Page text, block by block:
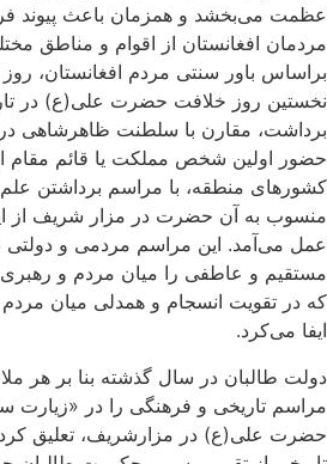
عظمت می‌بخشد و همزمان باعث پیوند
مردمان افغانستان از اقوام و مناطق
براساس باور سنتی مردم افغانستان،
نخستین روز خلافت حضرت علی(ع) در
برداشت، مقارن با سلطنت ظاهرشاهی در
حضور اولین شخص مملکت یا قائم مقام
کشورهای منطقه، با مراسم برداشتن علم
منسوب به آن حضرت در مزار شریف از
عمل می‌آمد. این مراسم مردمی و دولتی
مستقیم و عاطفی را میان مردم و
که در تقویت انسجام و همدلی میان
ایفا می‌کرد.
دولت طالبان در سال گذشته بنا بر هر
مراسم تاریخی و فرهنگی را در «زیارت
حضرت علی(ع) در مزارشریف، تعلیق کرد.